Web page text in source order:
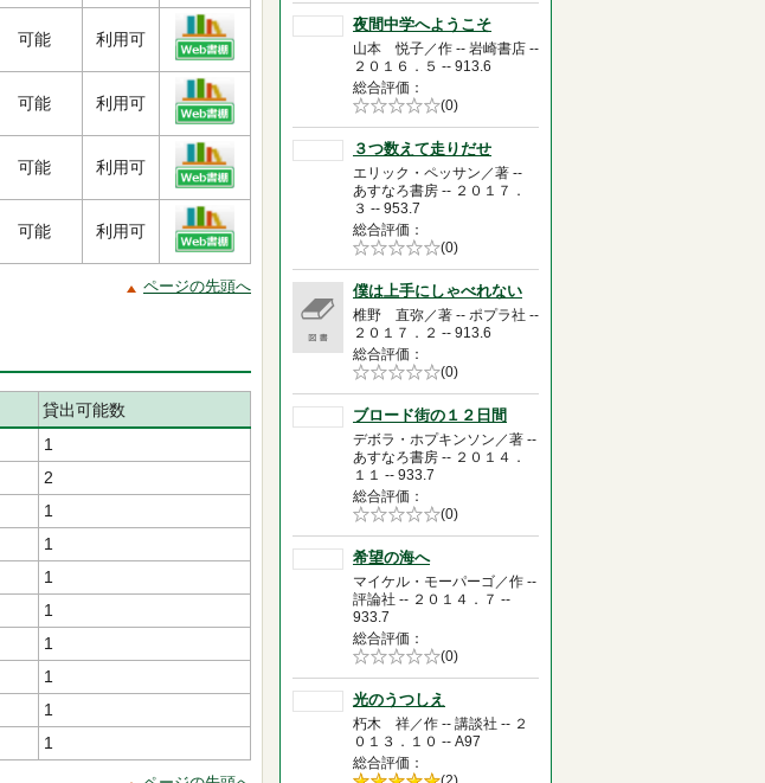
可能 利用可
可能 利用可
可能 利用可
可能 利用可
ページの先頭へ
貸出可能数
1
2
1
1
1
1
1
1
1
1
夜間中学へようこそ
山本 悦子／作 -- 岩崎書店 --
２０１６．５ -- 913.6
総合評価
5段階評価の
0.0
(0)
３つ数えて走りだせ
エリック・ペッサン／著 --
あすなろ書房 -- ２０１７．
３ -- 953.7
総合評価
5段階評価の
0.0
(0)
僕は上手にしゃべれない
椎野 直弥／著 -- ポプラ社 --
２０１７．２ -- 913.6
総合評価
5段階評価の
0.0
(0)
ブロード街の１２日間
デボラ・ホプキンソン／著 --
あすなろ書房 -- ２０１４．
１１ -- 933.7
総合評価
5段階評価の
0.0
(0)
希望の海へ
マイケル・モーパーゴ／作 --
評論社 -- ２０１４．７ --
933.7
総合評価
5段階評価の
0.0
(0)
光のうつしえ
朽木 祥／作 -- 講談社 -- ２
０１３．１０ -- A97
総合評価